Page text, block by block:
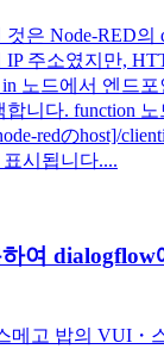
은 Node-RED의
주소였지만,
노드에서 엔드
니다. function
redのhost]/
시됩니다....
여 dialogflow
메고 밥의 VUI・